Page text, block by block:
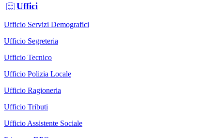
Uffici
Ufficio Servizi Demografici
Ufficio Segreteria
Ufficio Tecnico
Ufficio Polizia Locale
Ufficio Ragioneria
Ufficio Tributi
Ufficio Assistente Sociale